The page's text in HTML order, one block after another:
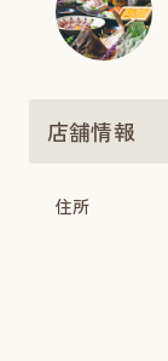
店舗情報
住所